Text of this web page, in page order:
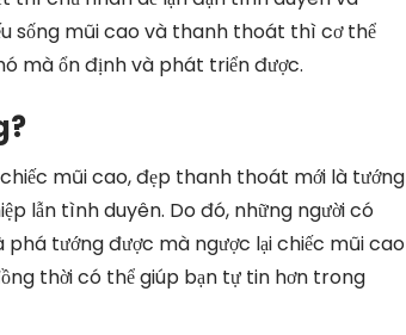
sống mũi cao và thanh thoát thì cơ thể
mà ổn định và phát triển được.
mũi cao, đẹp thanh thoát mới là tướng
lẫn tình duyên. Do đó, những người có
tướng được mà ngược lại chiếc mũi cao
thời có thể giúp bạn tự tin hơn trong